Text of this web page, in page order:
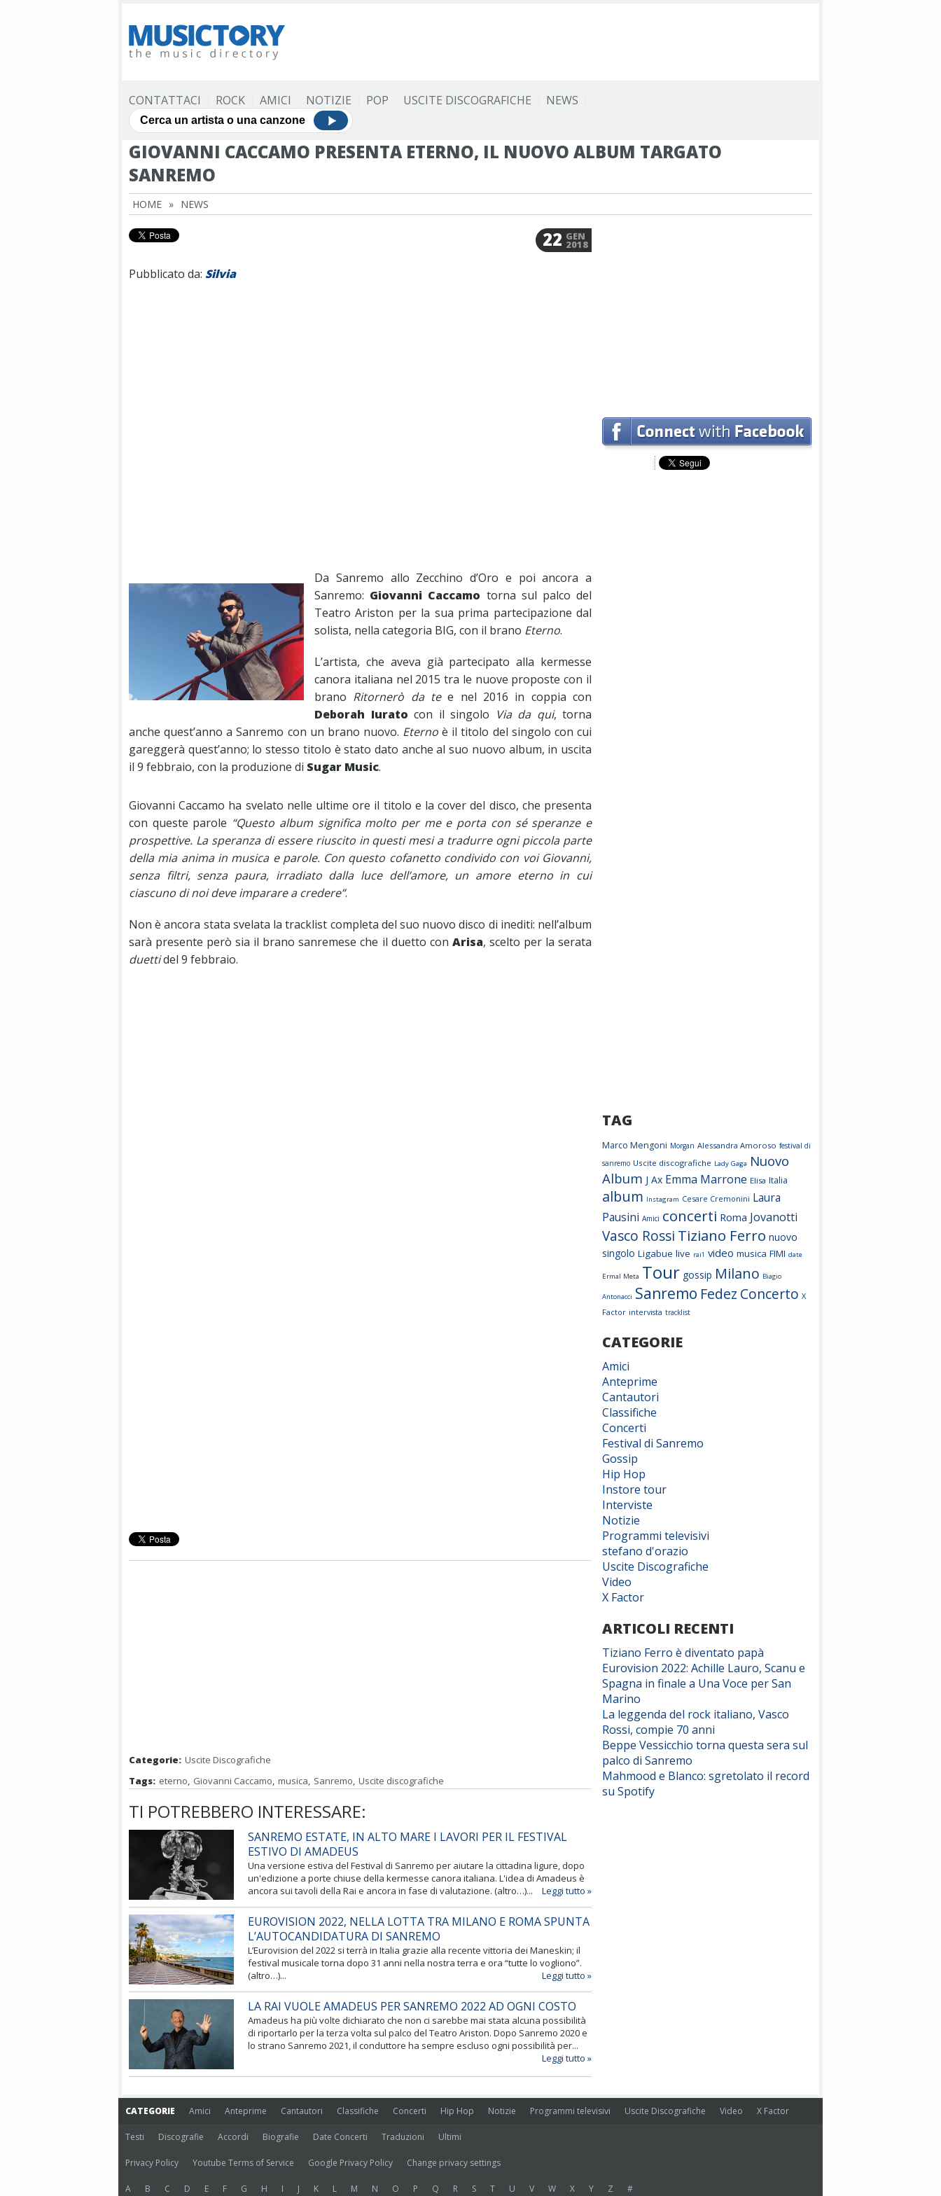
CONTATTACI ROCK AMICI NOTIZIE POP USCITE DISCOGRAFICHE NEWS
GIOVANNI CACCAMO PRESENTA ETERNO, IL NUOVO ALBUM TARGATO
SANREMO
HOME » NEWS
22 GEN
2018
Pubblicato da: Silvia
Da Sanremo allo Zecchino d’Oro e poi ancora a
Sanremo: Giovanni Caccamo torna sul palco del
Teatro Ariston per la sua prima partecipazione dal
solista, nella categoria BIG, con il brano Eterno.
L’artista, che aveva già partecipato alla kermesse
canora italiana nel 2015 tra le nuove proposte con il
brano Ritornerò da tee nel 2016 in coppia con
Deborah Iurato con il singolo Via da qui, torna
anche quest’anno a Sanremo con un brano nuovo. Eterno è il titolo del singolo con cui
gareggerà quest’anno; lo stesso titolo è stato dato anche al suo nuovo album, in uscita
il 9 febbraio, con la produzione di Sugar Music.
Giovanni Caccamo ha svelato nelle ultime ore il titolo e la cover del disco, che presenta
con queste parole “Questo album significa molto per me e porta con sé speranze e
prospettive. La speranza di essere riuscito in questi mesi a tradurre ogni piccola parte
della mia anima in musica e parole. Con questo cofanetto condivido con voi Giovanni,
senza filtri, senza paura, irradiato dalla luce dell’amore, un amore eterno in cui
ciascuno di noi deve imparare a credere”.
Non è ancora stata svelata la tracklist completa del suo nuovo disco di inediti: nell’album
sarà presente però sia il brano sanremese che il duetto con Arisa, scelto per la serata
duettidel 9 febbraio.
Categorie: Uscite Discografiche
Tags: eterno, Giovanni Caccamo, musica, Sanremo, Uscite discografiche
TI POTREBBERO INTERESSARE:
SANREMO ESTATE, IN ALTO MARE I LAVORI PER IL FESTIVAL
ESTIVO DI AMADEUS
Una versione estiva del Festival di Sanremo per aiutare la cittadina ligure, dopo
un'edizione a porte chiuse della kermesse canora italiana. L'idea di Amadeus è
ancora sui tavoli della Rai e ancora in fase di valutazione. (altro…)...
Leggi tutto »
EUROVISION 2022, NELLA LOTTA TRA MILANO E ROMA SPUNTA
L’AUTOCANDIDATURA DI SANREMO
L’Eurovision del 2022 si terrà in Italia grazie alla recente vittoria dei Maneskin; il
festival musicale torna dopo 31 anni nella nostra terra e ora “tutte lo vogliono”.
(altro…)...
Leggi tutto »
LA RAI VUOLE AMADEUS PER SANREMO 2022 AD OGNI COSTO
Amadeus ha più volte dichiarato che non ci sarebbe mai stata alcuna possibilità
di riportarlo per la terza volta sul palco del Teatro Ariston. Dopo Sanremo 2020 e
lo strano Sanremo 2021, il conduttore ha sempre escluso ogni possibilità per...
Leggi tutto »
TAG
Marco Mengoni Morgan Alessandra Amoroso festival di
sanremo Uscite discografiche Lady Gaga Nuovo
Album J Ax Emma Marrone Elisa Italia
album Instagram Cesare Cremonini Laura
Pausini Amici concerti Roma Jovanotti
Vasco Rossi Tiziano Ferro nuovo
singolo Ligabue live rai1 video musica FIMI date
Ermal Meta Tour gossip Milano Biagio
Antonacci Sanremo Fedez Concerto X
Factor intervista tracklist
CATEGORIE
Amici
Anteprime
Cantautori
Classifiche
Concerti
Festival di Sanremo
Gossip
Hip Hop
Instore tour
Interviste
Notizie
Programmi televisivi
stefano d'orazio
Uscite Discografiche
Video
X Factor
ARTICOLI RECENTI
Tiziano Ferro è diventato papà
Eurovision 2022: Achille Lauro, Scanu e
Spagna in finale a Una Voce per San
Marino
La leggenda del rock italiano, Vasco
Rossi, compie 70 anni
Beppe Vessicchio torna questa sera sul
palco di Sanremo
Mahmood e Blanco: sgretolato il record
su Spotify
CATEGORIE Amici Anteprime Cantautori Classifiche Concerti Hip Hop Notizie Programmi televisivi Uscite Discografiche Video X Factor
Testi Discografie Accordi Biografie Date Concerti Traduzioni Ultimi
Privacy Policy Youtube Terms of Service Google Privacy Policy Change privacy settings
A B C D E F G H I J K L M N O P Q R S T U V W X Y Z #